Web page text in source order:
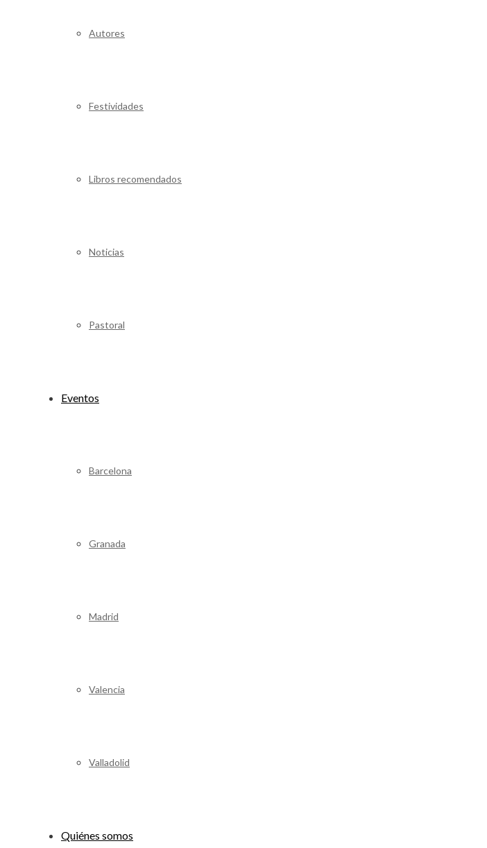
Autores
Festividades
Libros recomendados
Noticias
Pastoral
Eventos
Barcelona
Granada
Madrid
Valencia
Valladolid
Quiénes somos